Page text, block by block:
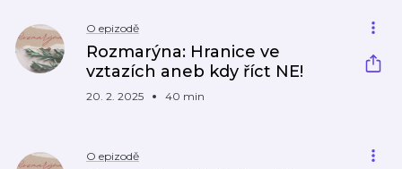
O epizodě
Rozmarýna: Hranice ve
vztazích aneb kdy říct NE!
20. 2. 2025 40 min
O epizodě